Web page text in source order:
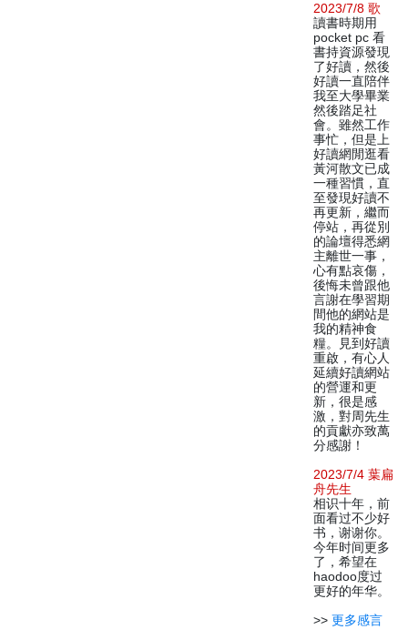
2023/7/8 歌
讀書時期用
pocket pc 看
書持資源發現
了好讀，然後
好讀一直陪伴
我至大學畢業
然後踏足社
會。雖然工作
事忙，但是上
好讀網閒逛看
黃河散文已成
一種習慣，直
至發現好讀不
再更新，繼而
停站，再從別
的論壇得悉網
主離世一事，
心有點哀傷，
後悔未曾跟他
言謝在學習期
間他的網站是
我的精神食
糧。見到好讀
重啟，有心人
延續好讀網站
的營運和更
新，很是感
激，對周先生
的貢獻亦致萬
分感謝！
2023/7/4 葉扁
舟先生
相识十年，前
面看过不少好
书，谢谢你。
今年时间更多
了，希望在
haodoo度过
更好的年华。
>> 更多感言